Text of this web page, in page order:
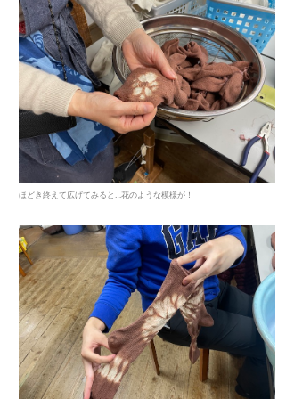
ほどき終えて広げてみると…花のような模様が！